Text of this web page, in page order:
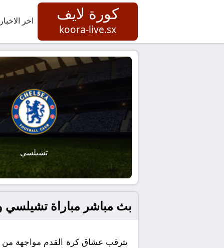
كورة لايف
koora-live.sx
اخر الاخبار
تشيلسي
بث مباشر مباراة تشيلسي و
يترقب عشاق كرة القدم مواجهة من